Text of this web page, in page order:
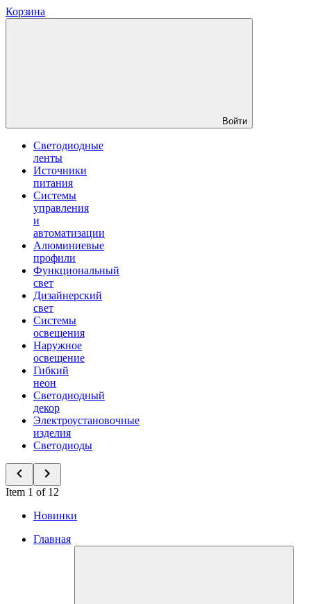
Корзина
Войти
Светодиодные
ленты
Источники
питания
Системы
управления
и
автоматизации
Алюминиевые
профили
Функциональный
свет
Дизайнерский
свет
Системы
освещения
Наружное
освещение
Гибкий
неон
Светодиодный
декор
Электроустановочные
изделия
Светодиоды
Item 1 of 12
Новинки
Главная